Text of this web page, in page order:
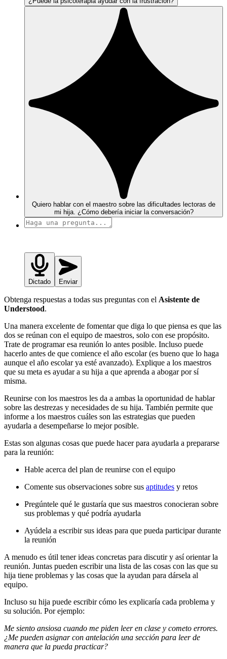
Quiero hablar con el maestro sobre las dificultades lectoras de
mi hija. ¿Cómo debería iniciar la conversación?
Dictado Enviar
Obtenga respuestas a todas sus preguntas con el Asistente de
Understood.
Una manera excelente de fomentar que diga lo que piensa es que las
dos se reúnan con el equipo de maestros, solo con ese propósito.
Trate de programar esa reunión lo antes posible. Incluso puede
hacerlo antes de que comience el año escolar (es bueno que lo haga
aunque el año escolar ya esté avanzado). Explique a los maestros
que su meta es ayudar a su hija a que aprenda a abogar por sí
misma.
Reunirse con los maestros les da a ambas la oportunidad de hablar
sobre las destrezas y necesidades de su hija. También permite que
informe a los maestros cuáles son las estrategias que pueden
ayudarla a desempeñarse lo mejor posible.
Estas son algunas cosas que puede hacer para ayudarla a prepararse
para la reunión:
Hable acerca del plan de reunirse con el equipo
Comente sus observaciones sobre sus aptitudes y retos
Pregúntele qué le gustaría que sus maestros conocieran sobre
sus problemas y qué podría ayudarla
Ayúdela a escribir sus ideas para que pueda participar durante
la reunión
A menudo es útil tener ideas concretas para discutir y así orientar la
reunión. Juntas pueden escribir una lista de las cosas con las que su
hija tiene problemas y las cosas que la ayudan para dársela al
equipo.
Incluso su hija puede escribir cómo les explicaría cada problema y
su solución. Por ejemplo:
Me siento ansiosa cuando me piden leer en clase y cometo errores.
¿Me pueden asignar con antelación una sección para leer de
manera que la pueda practicar?